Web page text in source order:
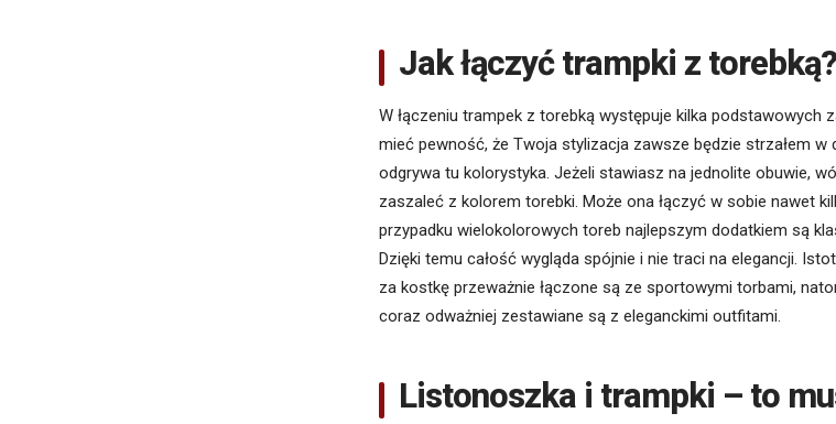
Jak łączyć trampki z torebką?
W łączeniu trampek z torebką występuje kilka podstawowych
mieć pewność, że Twoja stylizacja zawsze będzie strzałem w
odgrywa tu kolorystyka. Jeżeli stawiasz na jednolite obuwie,
zaszaleć z kolorem torebki. Może ona łączyć w sobie nawet
przypadku wielokolorowych toreb najlepszym dodatkiem są
Dzięki temu całość wygląda spójnie i nie traci na elegancji.
za kostkę przeważnie łączone są ze sportowymi torbami,
coraz odważniej zestawiane są z eleganckimi outfitami.
Listonoszka i trampki – to